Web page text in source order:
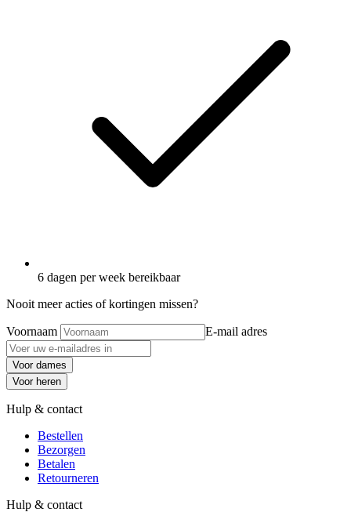
6 dagen per week bereikbaar
Nooit meer acties of kortingen missen?
Voornaam E-mail adres
Voor dames
Voor heren
Hulp & contact
Bestellen
Bezorgen
Betalen
Retourneren
Hulp & contact